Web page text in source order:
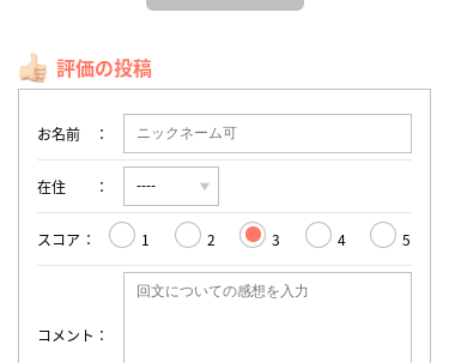
評価の投稿
お名前
在住
スコア 1 2 3 4 5
コメント